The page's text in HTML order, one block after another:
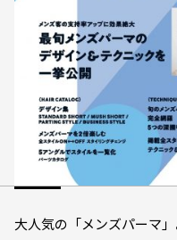
大人気の「メンズパーマ